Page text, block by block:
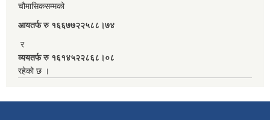
चौमासिकसम्मको
आयतर्फ रु‌ १६६७७२२५८८।७४
र
व्ययतर्फ रु १६१४५२२८६८।०८
रहेको छ ।